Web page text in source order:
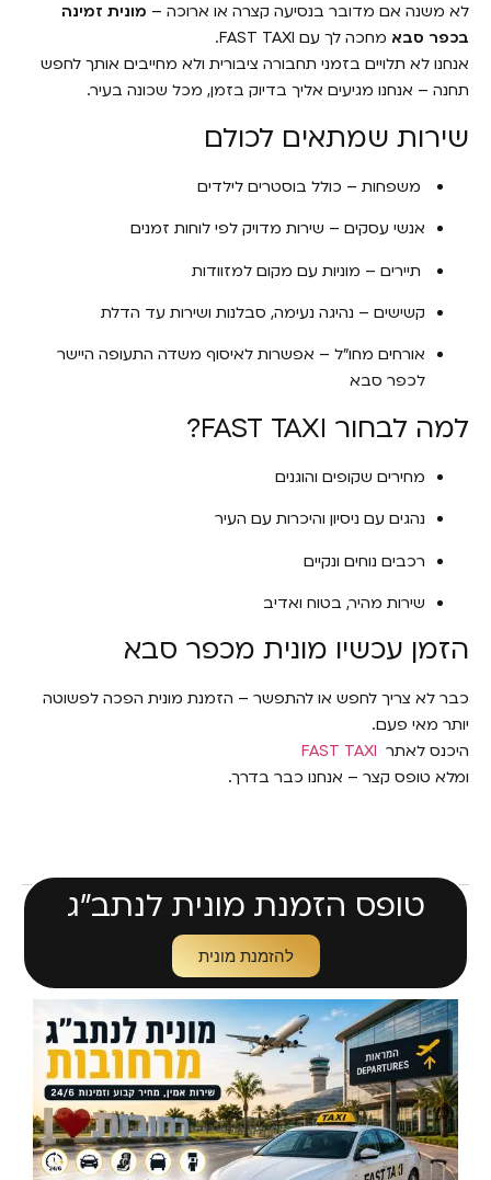
לא משנה אם מדובר בנסיעה קצרה או ארוכה –מונית זמינה
בכפר סבאמחכה לך עם FAST TAXI.
אנחנו לא תלויים בזמני תחבורה ציבורית ולא מחייבים אותך לחפש
תחנה – אנחנו מגיעים אליך בדיוק בזמן, מכל שכונה בעיר.
שירות שמתאים לכולם
משפחות – כולל בוסטרים לילדים
אנשי עסקים – שירות מדויק לפי לוחות זמנים
תיירים – מוניות עם מקום למזוודות
קשישים – נהיגה נעימה, סבלנות ושירות עד הדלת
אורחים מחו"ל – אפשרות לאיסוף משדה התעופה היישר
לכפר סבא
למה לבחור FAST TAXI?
מחירים שקופים והוגנים
נהגים עם ניסיון והיכרות עם העיר
רכבים נוחים ונקיים
שירות מהיר, בטוח ואדיב
הזמן עכשיו מונית מכפר סבא
כבר לא צריך לחפש או להתפשר – הזמנת מונית הפכה לפשוטה
יותר מאי פעם.
היכנס לאתרFAST TAXI
ומלא טופס קצר – אנחנו כבר בדרך.
טופס הזמנת מונית לנתב״ג
להזמנת מונית